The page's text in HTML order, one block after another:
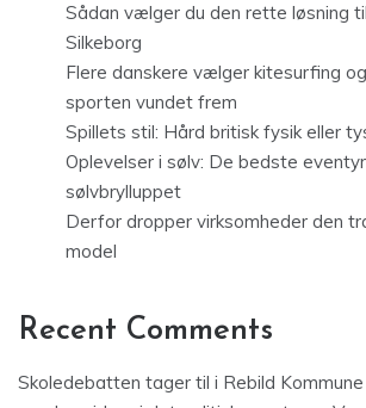
Sådan vælger du den rette løsning
Silkeborg
Flere danskere vælger kitesurfing
sporten vundet frem
Spillets stil: Hård britisk fysik eller
Oplevelser i sølv: De bedste
sølvbrylluppet
Derfor dropper virksomheder den
model
Recent Comments
Skoledebatten tager til i Rebild